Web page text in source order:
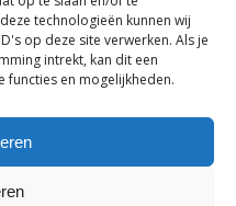
technologieën kunnen wij
op deze site verwerken. Als je
intrekt, kan dit een
en mogelijkheden.
Radiateurenbedrijf.
|Retourbeleid|